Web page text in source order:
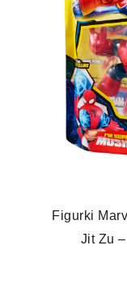
Figurki
Jit Zu